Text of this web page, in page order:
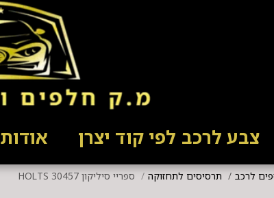
צבע לרכב לפי קוד יצרן אודות
לרכב תרסיסים לתחזוקה ספריי סיליקון HOLTS 30457